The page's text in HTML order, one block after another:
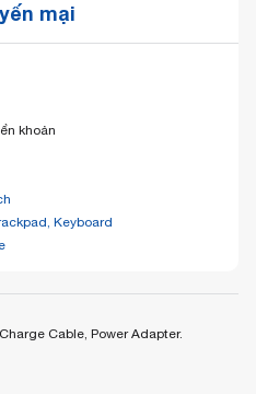
mại
khoản
Keyboard
Cable, Power Adapter.